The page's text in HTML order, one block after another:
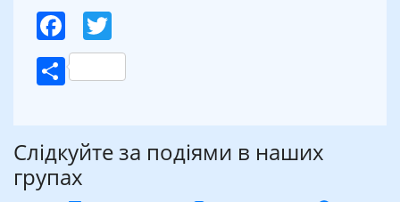
Facebook
Поділитися
Слідкуйте за подіями в наших
групах